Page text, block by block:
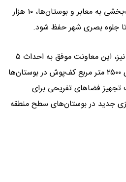
وی افزود: در راستای طراوت‌بخشی به معابر و بوستان‌ها، ۱۰ هزار
جلوه بصری شهر حفظ شود.
در حوزه زیرساختی و رفاهی نیز، این معاونت موفق به احداث ۵
کیلومتر شبکه آبیاری و اجرای ۲۵۰۰ متر مربع کف‌پوش در بوستان‌ها
فضاهای تفریحی برای
وسیله بازی جدید در بوستان‌های سطح منطقه